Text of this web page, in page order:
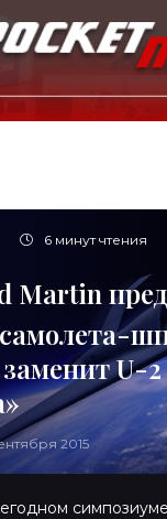
6 минут чтения
Martin
U-
2015